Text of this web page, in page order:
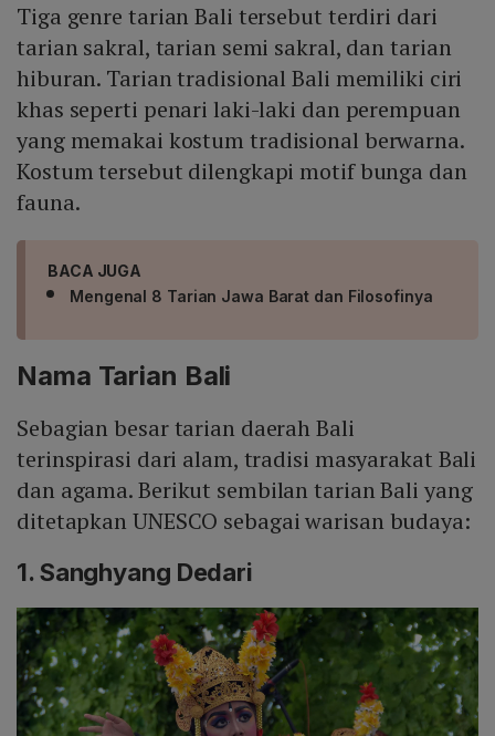
Tiga genre tarian Bali tersebut terdiri dari
tarian sakral, tarian semi sakral, dan tarian
hiburan. Tarian tradisional Bali memiliki ciri
khas seperti penari laki-laki dan perempuan
yang memakai kostum tradisional berwarna.
Kostum tersebut dilengkapi motif bunga dan
fauna.
BACA JUGA
Mengenal 8 Tarian Jawa Barat dan Filosofinya
Nama Tarian Bali
Sebagian besar tarian daerah Bali
terinspirasi dari alam, tradisi masyarakat Bali
dan agama. Berikut sembilan tarian Bali yang
ditetapkan UNESCO sebagai warisan budaya:
1. Sanghyang Dedari